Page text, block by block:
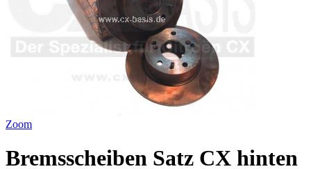
Zoom
Bremsscheiben Satz CX hinten